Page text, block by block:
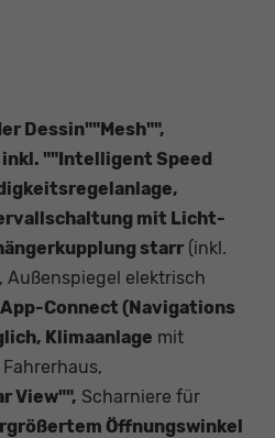
Dessin""Mesh"",
""Intelligent Speed
mit Licht-
starr (inkl.
Außenspiegel elektrisch
App-Connect (Navigations
Klimaanlage mit
View"", Scharniere für
Öffnungswinkel